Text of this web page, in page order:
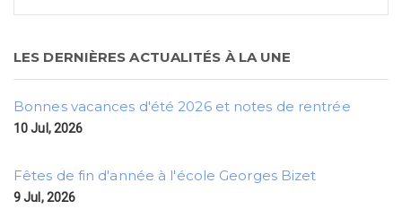
LES DERNIÈRES ACTUALITÉS À LA UNE
Bonnes vacances d'été 2026 et notes de rentrée
10 Jul, 2026
Fêtes de fin d'année à l'école Georges Bizet
9 Jul, 2026